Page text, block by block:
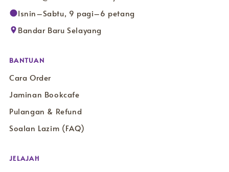
Isnin–Sabtu, 9 pagi–6 petang
Bandar Baru Selayang
BANTUAN
Cara Order
Jaminan Bookcafe
Pulangan & Refund
Soalan Lazim (FAQ)
JELAJAH